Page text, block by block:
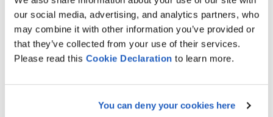
our social media, advertising, and analytics partners, who
may combine it with other information you’ve provided or
that they’ve collected from your use of their services.
Please read this Cookie Declaration to learn more.
You can deny your cookies here
couche d'intégration robuste entre SAP ACM, SAP TSW
et SAP TM qui supporte à la fois la logistique
opérationnelle et la transparence financière.
Pile technologique